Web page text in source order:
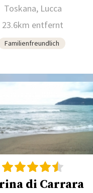
Toskana, Lucca
23.6km entfernt
Familienfreundlich
di Carrara